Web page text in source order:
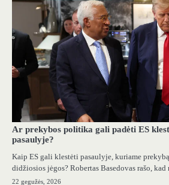
Ar prekybos politika gali padėti ES
pasaulyje?
Kaip ES gali klestėti pasaulyje, kuriame
didžiosios jėgos? Robertas Basedovas rašo,
22 gegužės, 2026